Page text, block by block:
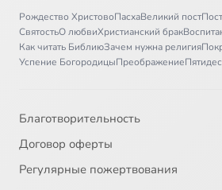
Рождество ХристовоПасхаВеликий постПост
СвятостьО любвиХристианский брак
Как читать БиблиюЗачем нужна религия
Успение БогородицыПреображение
Благотворительность
Договор оферты
Регулярные пожертвования